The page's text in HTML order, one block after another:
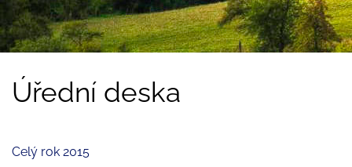
Úřední deska
Celý rok 2015